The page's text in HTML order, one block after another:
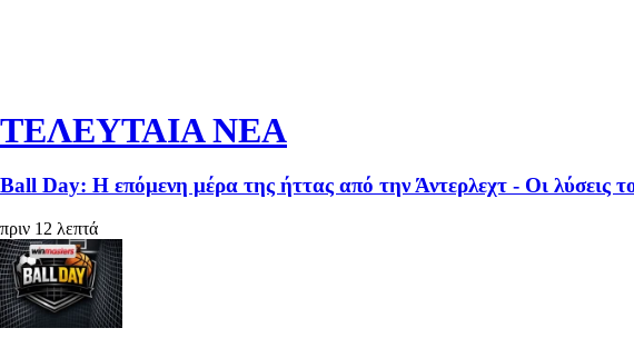
ΤΕΛΕΥΤΑΙΑ ΝΕΑ
Βall Day: Η επόμενη μέρα της ήττας από την Άντερλεχτ - Οι λύσεις
πριν 12 λεπτά